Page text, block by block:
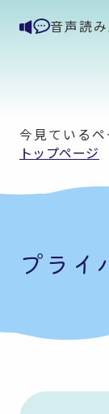
音声読
今見ているペ
トップページ
プライ